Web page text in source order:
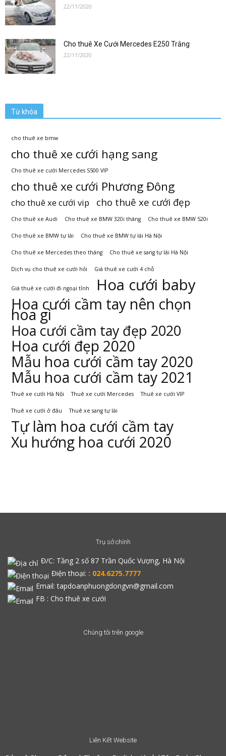
22/11/2020
Cho thuê Xe Cưới Mercedes E250 Trắng
22/11/2020
Từ khóa
cho thuê xe bmw
cho thuê xe cưới hạng sang
Cho thuê xe cưới Mercedes S500 VIP
cho thuê xe cưới Phương Đông
cho thuê xe cưới vip cho thuê xe cưới đẹp
Cho thuê xe Audi Cho thuê xe BMW 320i tháng Cho thuê xe BMW 520i
Cho thuê xe BMW tự lái Cho thuê xe BMW tự lái Hà Nội
Cho thuê xe Mercedes theo tháng Cho thuê xe sang tự lái Hà Nội
Dịch vụ cho thuê xe cưới hỏi Giá thuê xe cưới 4 chỗ
Giá thuê xe cưới đi ngoại tỉnh Hoa cưới baby
Hoa cưới cầm tay nên chọn
hoa gì
Hoa cưới cầm tay đẹp 2020
Hoa cưới đẹp 2020
Mẫu hoa cưới cầm tay 2020
Mẫu hoa cưới cầm tay 2021
Thuê xe cưới Hà Nội Thuê xe cưới Mercedes Thuê xe cưới VIP
Thuê xe cưới ở đâu Thuê xe sang tự lái
Tự làm hoa cưới cầm tay
Xu hướng hoa cưới 2020
Trụ sở chính
Đ/C: Tầng 2 số 87 Trần Quốc Vượng, Hà Nội
Điện thoại: : 024.6275.7777
Email: tapdoanphuongdongvn@gmail.com
FB : Cho thuê xe cưới
Chúng tôi trên google
Liên Kết Website